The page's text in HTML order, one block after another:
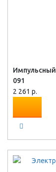
Импульсный
091
2 261 р.